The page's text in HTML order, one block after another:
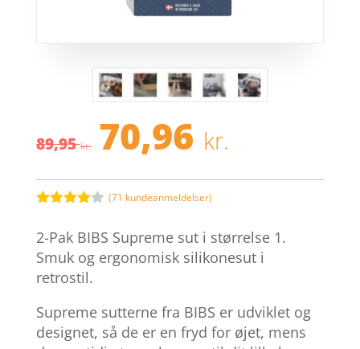
89,95kr. Den
oprindelige
pris
var:
89,95 kr..
70,96 kr.
pris
er:
ud af 5
baseret
på
kundebed
r
(71 kundeanmeldelser)
2-Pak BIBS Supreme sut i størrelse 1.
Smuk og ergonomisk silikonesut i
retrostil.
Supreme sutterne fra BIBS er udviklet og
designet, så de er en fryd for øjet, mens